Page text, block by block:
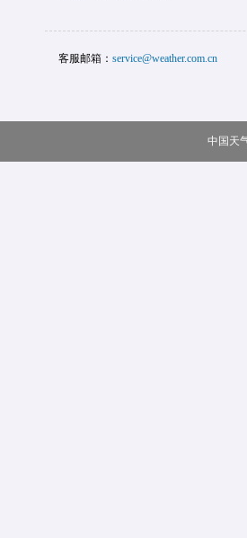
客服邮箱： service@weather.com.cn
中国天